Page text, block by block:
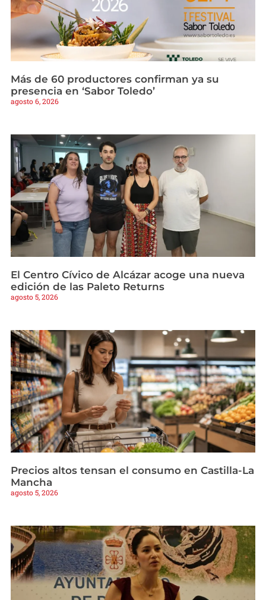
Más de 60 productores confirman ya su
presencia en ‘Sabor Toledo’
agosto 6, 2026
El Centro Cívico de Alcázar acoge una nueva
edición de las Paleto Returns
agosto 5, 2026
Precios altos tensan el consumo en Castilla-La
Mancha
agosto 5, 2026